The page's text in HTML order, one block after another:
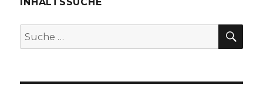
von
Fleischer,
INHALTSSUCHE
Suche
nach: